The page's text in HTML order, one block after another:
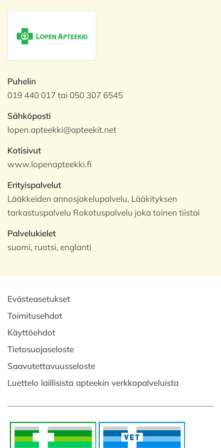
Puhelin
019 440 017 tai 050 307 6545
Sähköposti
lopen.apteekki@apteekit.net
Kotisivut
www.lopenapteekki.fi
Erityispalvelut
Lääkkeiden annosjakelupalvelu, Lääkityksen
tarkastuspalvelu Rokotuspalvelu joka toinen tiistai
Palvelukielet
suomi, ruotsi, englanti
Evästeasetukset
Toimitusehdot
Käyttöehdot
Tietosuojaseloste
Saavutettavuusseloste
Luettelo laillisista apteekin verkkopalveluista